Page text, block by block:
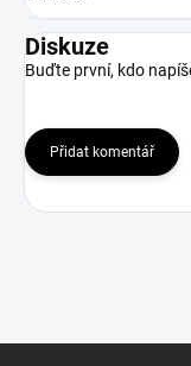
Diskuze
Buďte první, kdo
Přidat komentář